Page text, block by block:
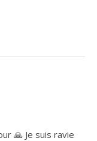
🙏 Je suis ravie